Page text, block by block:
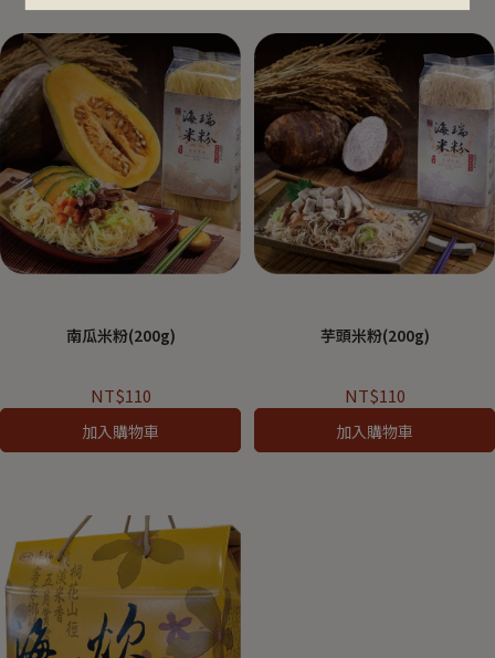
南瓜米粉(200g)
NT$110
加入購物車
芋頭米粉(200g)
NT$110
加入購物車